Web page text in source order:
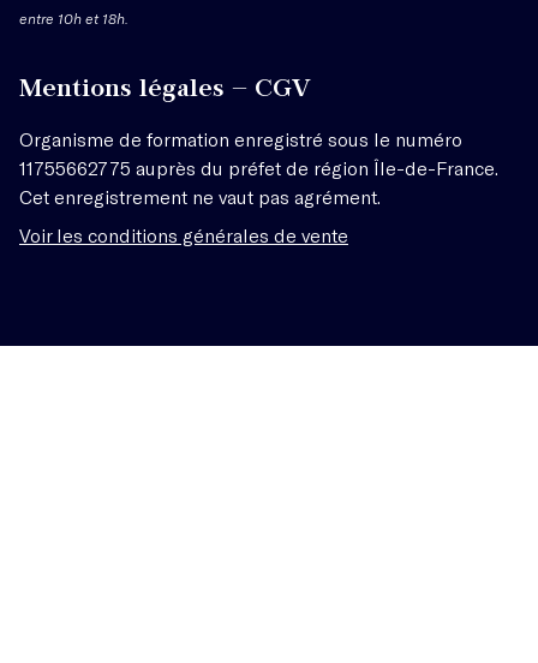
entre 10h et 18h.
Mentions légales – CGV
Organisme de formation enregistré sous le numéro
11755662775 auprès du préfet de région Île-de-France.
Cet enregistrement ne vaut pas agrément.
Voir les conditions générales de vente